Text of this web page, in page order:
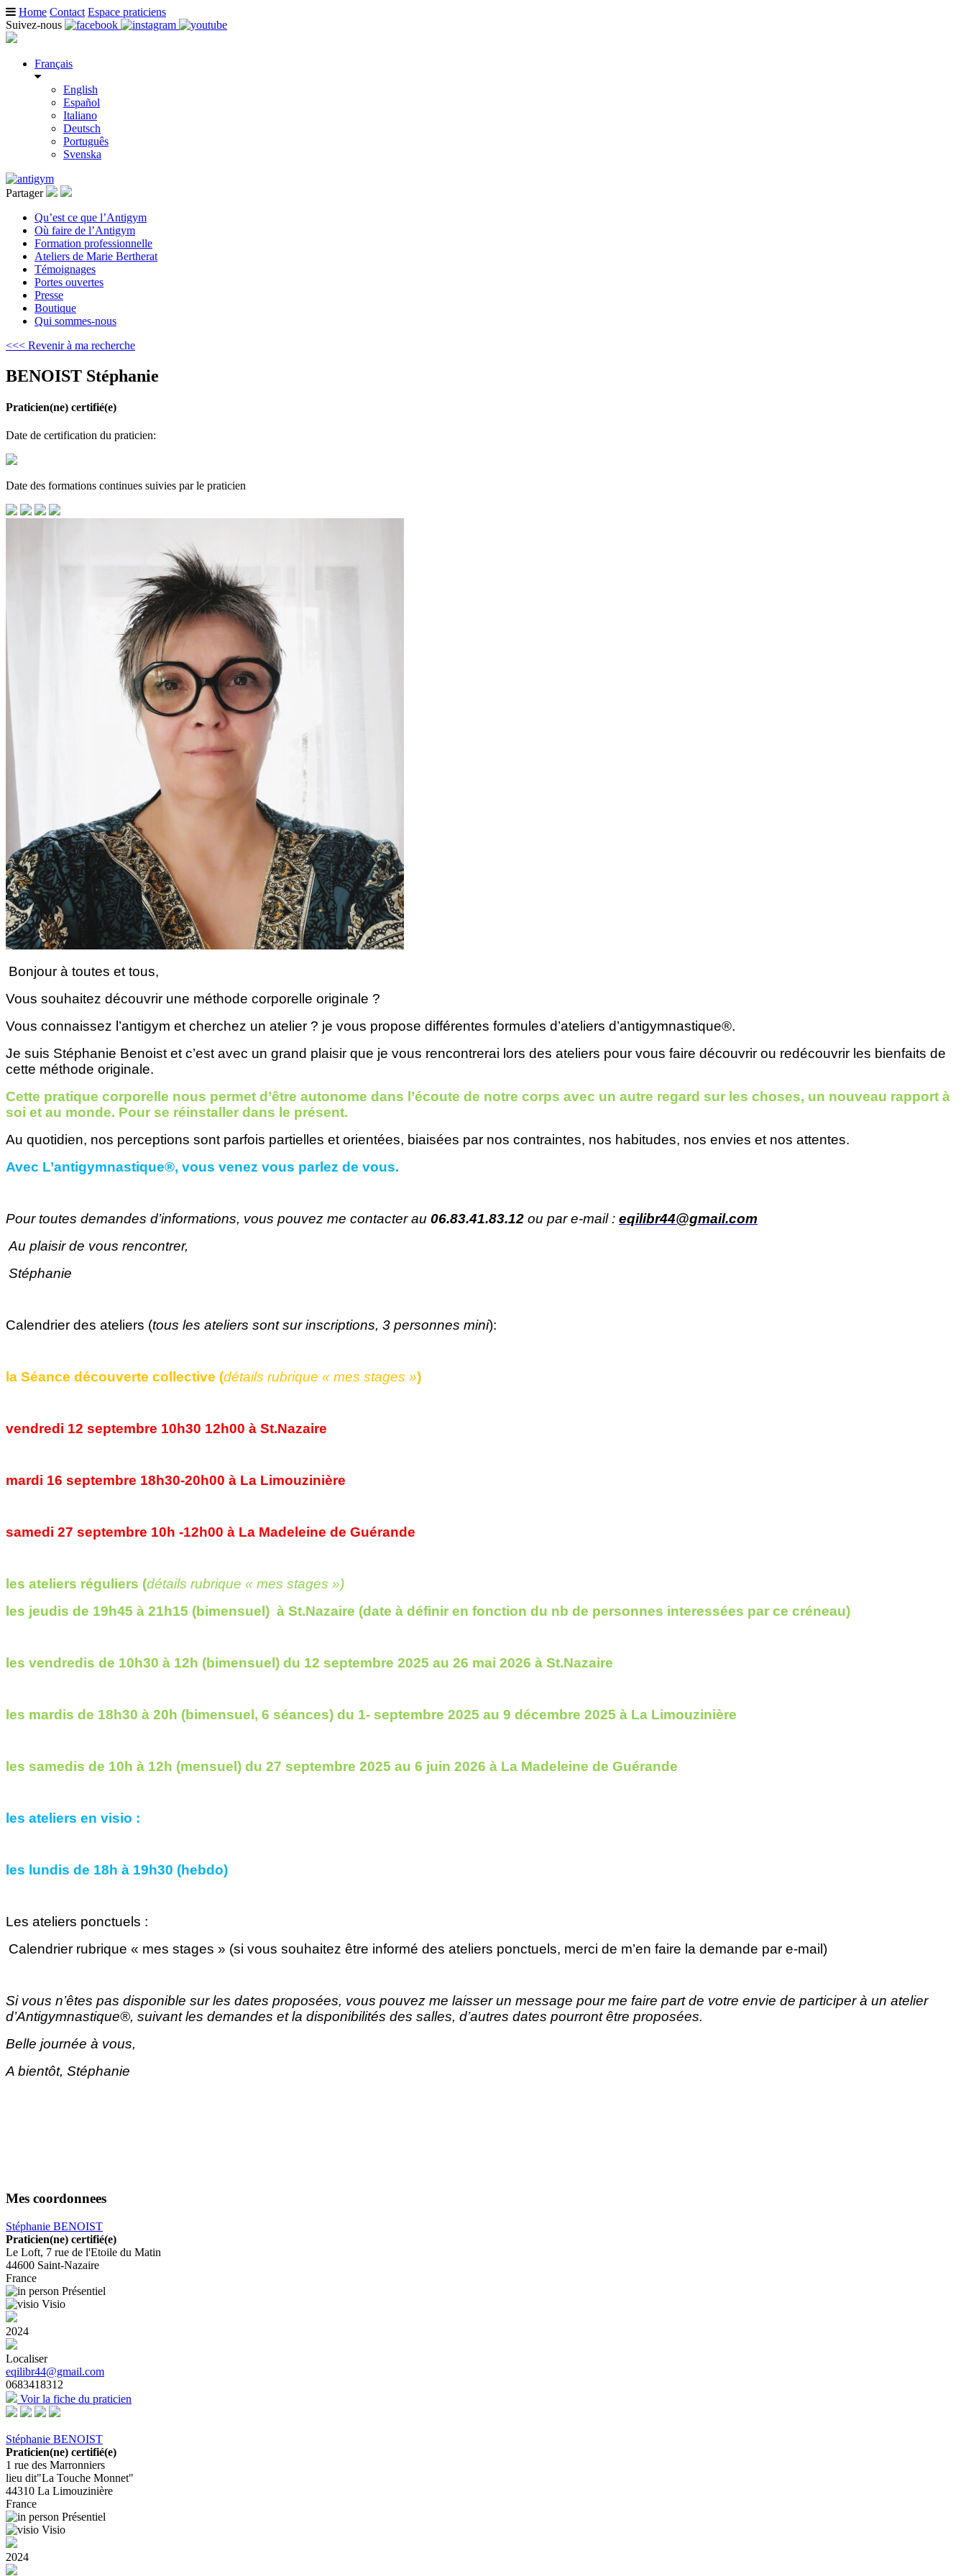
Home Contact Espace praticiens
Suivez-nous
Français
English
Español
Italiano
Deutsch
Português
Svenska
Partager
Qu’est ce que l’Antigym
Où faire de l’Antigym
Formation professionnelle
Ateliers de Marie Bertherat
Témoignages
Portes ouvertes
Presse
Boutique
Qui sommes-nous
<<< Revenir à ma recherche
BENOIST Stéphanie
Praticien(ne) certifié(e)
Date de certification du praticien:
Date des formations continues suivies par le praticien
Bonjour à toutes et tous,
Vous souhaitez découvrir une méthode corporelle originale ?
Vous connaissez l’antigym et cherchez un atelier ? je vous propose différentes formules d’ateliers d’antigymnastique®.
Je suis Stéphanie Benoist et c’est avec un grand plaisir que je vous rencontrerai lors des ateliers pour vous faire découvrir ou redécouvrir les bienfaits de
cette méthode originale.
Cette pratique corporelle nous permet d’être autonome dans l’écoute de notre corps avec un autre regard sur les choses, un nouveau rapport à
soi et au monde. Pour se réinstaller dans le présent.
Au quotidien, nos perceptions sont parfois partielles et orientées, biaisées par nos contraintes, nos habitudes, nos envies et nos attentes.
Avec L’antigymnastique®, vous venez vous parlez de vous.
Pour toutes demandes d’informations, vous pouvez me contacter au 06.83.41.83.12 ou par e-mail : eqilibr44@gmail.com
Au plaisir de vous rencontrer,
Stéphanie
Calendrier des ateliers (tous les ateliers sont sur inscriptions, 3 personnes mini):
la Séance découverte collective (détails rubrique « mes stages »)
vendredi 12 septembre 10h30 12h00 à St.Nazaire
mardi 16 septembre 18h30-20h00 à La Limouzinière
samedi 27 septembre 10h -12h00 à La Madeleine de Guérande
les ateliers réguliers (détails rubrique « mes stages »)
les jeudis de 19h45 à 21h15 (bimensuel) à St.Nazaire (date à définir en fonction du nb de personnes interessées par ce créneau)
les vendredis de 10h30 à 12h (bimensuel) du 12 septembre 2025 au 26 mai 2026 à St.Nazaire
les mardis de 18h30 à 20h (bimensuel, 6 séances) du 1- septembre 2025 au 9 décembre 2025 à La Limouzinière
les samedis de 10h à 12h (mensuel) du 27 septembre 2025 au 6 juin 2026 à La Madeleine de Guérande
les ateliers en visio :
les lundis de 18h à 19h30 (hebdo)
Les ateliers ponctuels :
Calendrier rubrique « mes stages » (si vous souhaitez être informé des ateliers ponctuels, merci de m’en faire la demande par e-mail)
Si vous n’êtes pas disponible sur les dates proposées, vous pouvez me laisser un message pour me faire part de votre envie de participer à un atelier
d’Antigymnastique®, suivant les demandes et la disponibilités des salles, d’autres dates pourront être proposées.
Belle journée à vous,
A bientôt, Stéphanie
Mes coordonnees
Stéphanie BENOIST
Praticien(ne) certifié(e)
Le Loft, 7 rue de l'Etoile du Matin
44600 Saint-Nazaire
France
Présentiel
Visio
2024
Localiser
eqilibr44@gmail.com
0683418312
Voir la fiche du praticien
Stéphanie BENOIST
Praticien(ne) certifié(e)
1 rue des Marronniers
lieu dit"La Touche Monnet"
44310 La Limouzinière
France
Présentiel
Visio
2024